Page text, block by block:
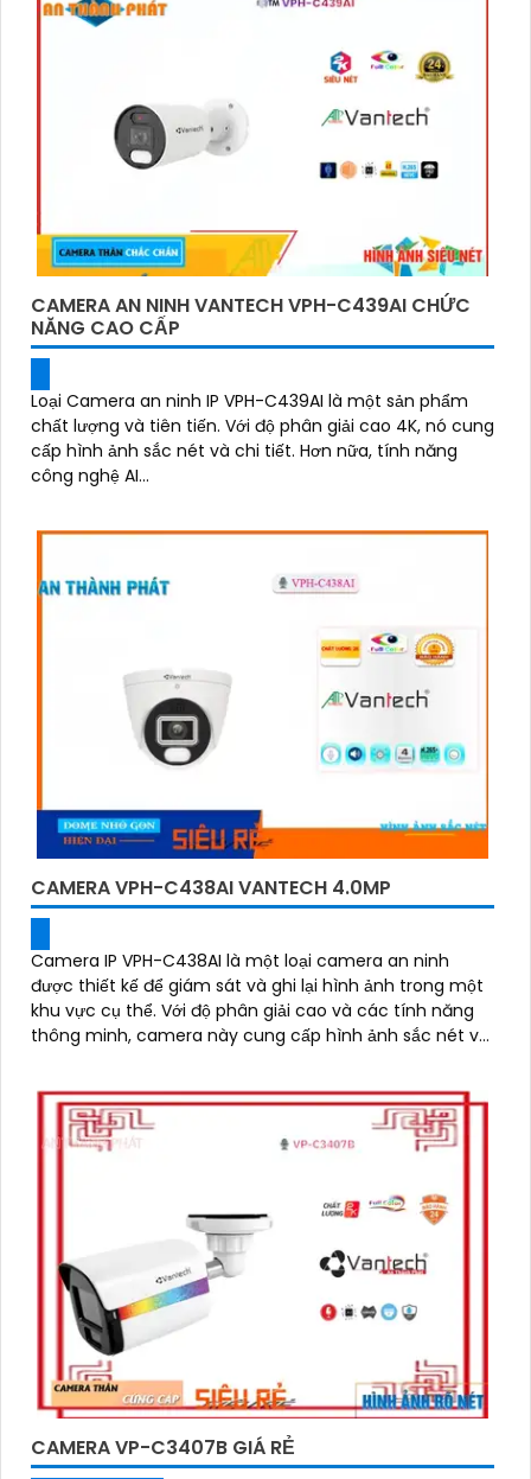
CAMERA AN NINH VANTECH VPH-C439AI CHỨC
NĂNG CAO CẤP
Loại Camera an ninh IP VPH-C439AI là một sản phẩm
chất lượng và tiên tiến. Với độ phân giải cao 4K, nó cung
cấp hình ảnh sắc nét và chi tiết. Hơn nữa, tính năng
công nghệ AI...
CAMERA VPH-C438AI VANTECH 4.0MP
Camera IP VPH-C438AI là một loại camera an ninh
được thiết kế để giám sát và ghi lại hình ảnh trong một
khu vực cụ thể. Với độ phân giải cao và các tính năng
thông minh, camera này cung cấp hình ảnh sắc nét và
CAMERA VP-C3407B GIÁ RẺ